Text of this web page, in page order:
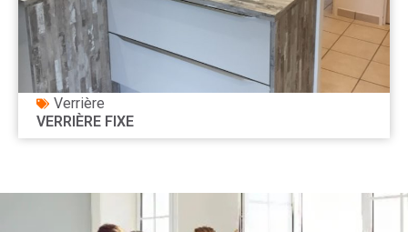
Verrière
VERRIÈRE FIXE